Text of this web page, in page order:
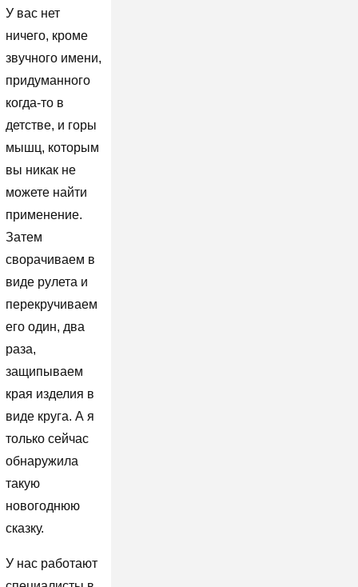
У вас нет
ничего, кроме
звучного имени,
придуманного
когда-то в
детстве, и горы
мышц, которым
вы никак не
можете найти
применение.
Затем
сворачиваем в
виде рулета и
перекручиваем
его один, два
раза,
защипываем
края изделия в
виде круга. А я
только сейчас
обнаружила
такую
новогоднюю
сказку.
У нас работают